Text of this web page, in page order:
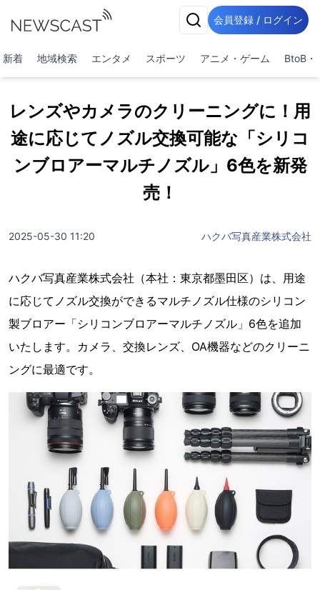
会員登録 / ログイン
新着 地域検索 エンタメ スポーツ アニメ・ゲーム BtoB・
レンズやカメラのクリーニングに！用
途に応じてノズル交換可能な「シリコ
ンブロアーマルチノズル」6色を新発
売！
2025-05-30 11:20 ハクバ写真産業株式会社
ハクバ写真産業株式会社（本社：東京都墨田区）は、用途
に応じてノズル交換ができるマルチノズル仕様のシリコン
製ブロアー「シリコンブロアーマルチノズル」6色を追加
いたします。カメラ、交換レンズ、OA機器などのクリーニ
ングに最適です。